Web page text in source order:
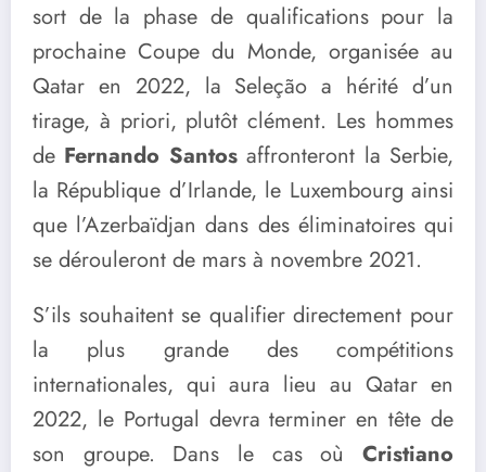
sort de la phase de qualifications pour la
prochaine Coupe du Monde, organisée au
Qatar en 2022, la Seleção a hérité d’un
tirage, à priori, plutôt clément. Les hommes
de Fernando Santosaffronteront la Serbie,
la République d’Irlande, le Luxembourg ainsi
que l’Azerbaïdjan dans des éliminatoires qui
se dérouleront de mars à novembre 2021.
S’ils souhaitent se qualifier directement pour
la plus grande des compétitions
internationales, qui aura lieu au Qatar en
2022, le Portugal devra terminer en tête de
son groupe. Dans le cas où Cristiano